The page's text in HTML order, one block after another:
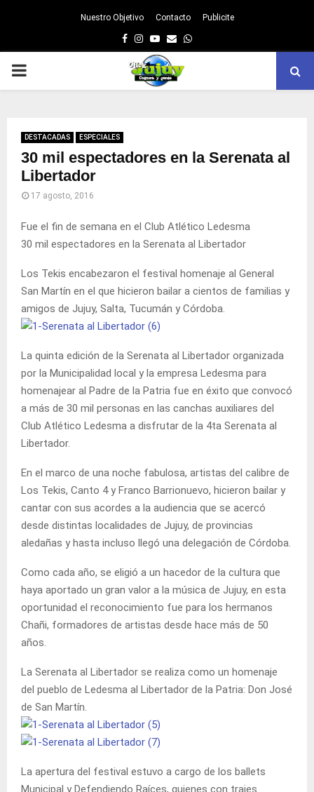
Nuestro Objetivo Contacto Publicite
Facebook
Instagram
Youtube
EmailWhatsapp
PRIMARY
DESTACADAS ESPECIALES
30 mil espectadores en la Serenata al
Libertador
17 agosto, 2016
Fue el fin de semana en el Club Atlético Ledesma
30 mil espectadores en la Serenata al Libertador
Los Tekis encabezaron el festival homenaje al General
San Martín en el que hicieron bailar a cientos de familias y
amigos de Jujuy, Salta, Tucumán y Córdoba.
La quinta edición de la Serenata al Libertador organizada
por la Municipalidad local y la empresa Ledesma para
homenajear al Padre de la Patria fue en éxito que convocó
a más de 30 mil personas en las canchas auxiliares del
Club Atlético Ledesma a disfrutar de la 4ta Serenata al
Libertador.
En el marco de una noche fabulosa, artistas del calibre de
Los Tekis, Canto 4 y Franco Barrionuevo, hicieron bailar y
cantar con sus acordes a la audiencia que se acercó
desde distintas localidades de Jujuy, de provincias
aledañas y hasta incluso llegó una delegación de Córdoba.
Como cada año, se eligió a un hacedor de la cultura que
haya aportado un gran valor a la música de Jujuy, en esta
oportunidad el reconocimiento fue para los hermanos
Chañi, formadores de artistas desde hace más de 50
años.
La Serenata al Libertador se realiza como un homenaje
del pueblo de Ledesma al Libertador de la Patria: Don José
de San Martín.
La apertura del festival estuvo a cargo de los ballets
Municipal y Defendiendo Raíces, quienes con trajes